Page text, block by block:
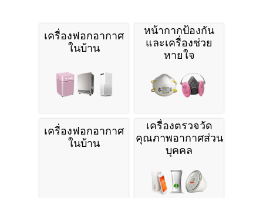
เครื่องฟอกอากาศ
ในบ้าน
หน้ากากป้องกัน
และเครื่องช่วย
หายใจ
เครื่องฟอกอากาศ
ในบ้าน
เครื่องตรวจวัด
คุณภาพอากาศส่วน
บุคคล